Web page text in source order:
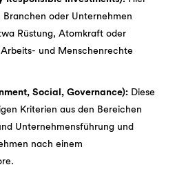
oder Unternehmen
Rüstung, Atomkraft oder
und Menschenrechte
Social, Governance): Diese
Kriterien aus den Bereichen
Unternehmensführung und
nach einem